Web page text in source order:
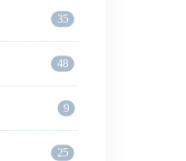
35
48
9
25